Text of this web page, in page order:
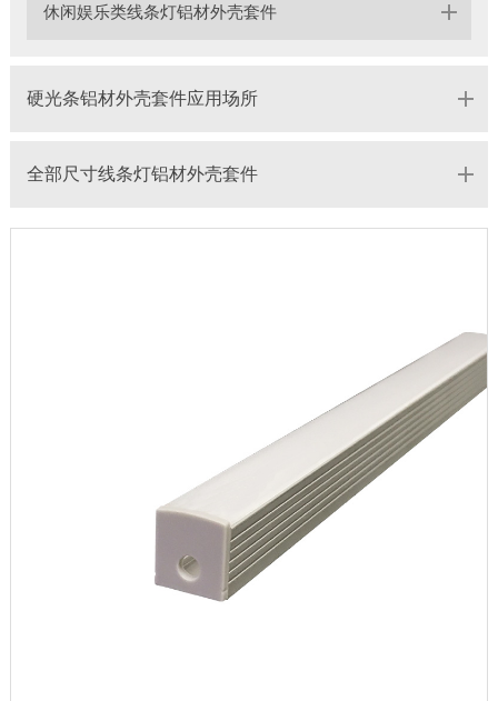
休闲娱乐类线条灯铝材外壳套件
硬光条铝材外壳套件应用场所
全部尺寸线条灯铝材外壳套件